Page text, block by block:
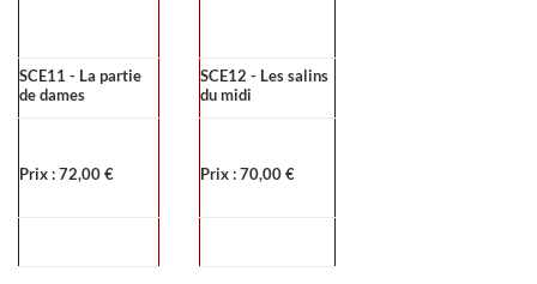
SCE11 - La partie
de dames
Prix : 72,00 €
SCE12 - Les salins
du midi
Prix : 70,00 €